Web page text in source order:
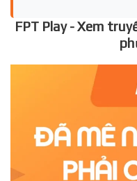
FPT Play - Xem